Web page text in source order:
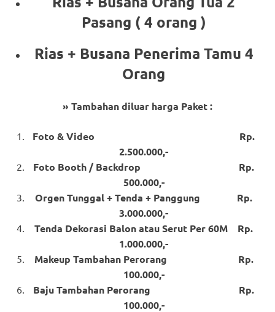
Pasang ( 4 orang )
Rias + Busana Penerima Tamu 4
Orang
» Tambahan diluar harga Paket :
Foto & Video Rp.
2.500.000,-
Foto Booth / Backdrop Rp.
500.000,-
Orgen Tunggal + Tenda + Panggung Rp.
3.000.000,-
Tenda Dekorasi Balon atau Serut Per 60M Rp.
1.000.000,-
Makeup Tambahan Perorang Rp.
100.000,-
Baju Tambahan Perorang Rp.
100.000,-